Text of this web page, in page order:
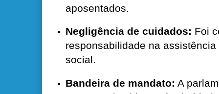
aposentados.
Negligência de cuidados: Foi
responsabilidade na
social.
Bandeira de mandato: A